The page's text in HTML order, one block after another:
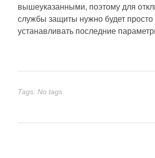
вышеуказанными, поэтому для
службы защиты нужно будет просто
устанавливать последние
Tags: No tags